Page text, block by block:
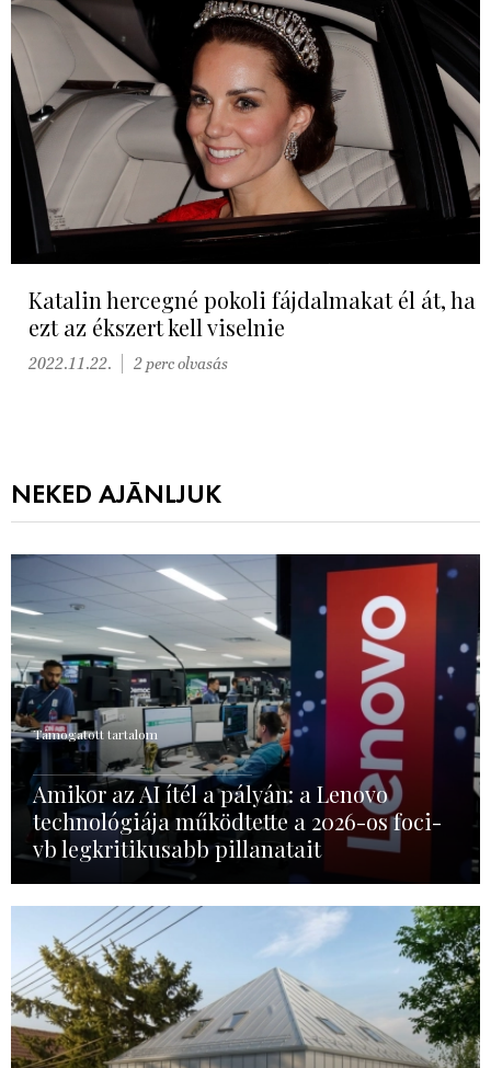
Katalin hercegné pokoli fájdalmakat él át, ha
ezt az ékszert kell viselnie
2022.11.22. 2 perc olvasás
NEKED AJÁNLJUK
Támogatott tartalom
Amikor az AI ítél a pályán: a Lenovo
technológiája működtette a 2026-os foci-
vb legkritikusabb pillanatait